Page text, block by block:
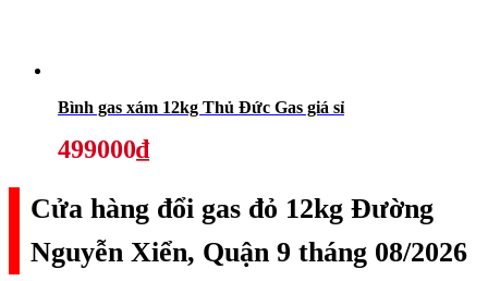
Bình gas xám 12kg Thủ Đức Gas giá sỉ
499000₫
Cửa hàng đổi gas đỏ 12kg Đường
Nguyễn Xiển, Quận 9 tháng 08/2026